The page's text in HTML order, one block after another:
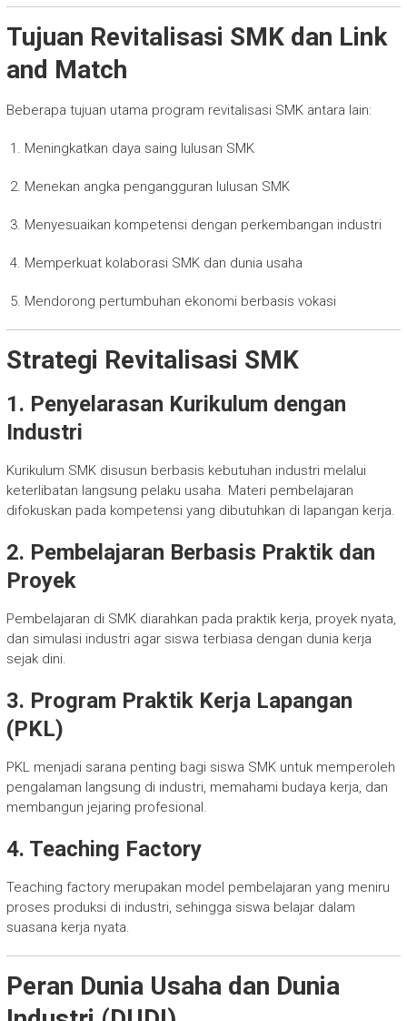
Tujuan Revitalisasi SMK dan Link
and Match
Beberapa tujuan utama program revitalisasi SMK antara lain:
Meningkatkan daya saing lulusan SMK
Menekan angka pengangguran lulusan SMK
Menyesuaikan kompetensi dengan perkembangan industri
Memperkuat kolaborasi SMK dan dunia usaha
Mendorong pertumbuhan ekonomi berbasis vokasi
Strategi Revitalisasi SMK
1. Penyelarasan Kurikulum dengan
Industri
Kurikulum SMK disusun berbasis kebutuhan industri melalui
keterlibatan langsung pelaku usaha. Materi pembelajaran
difokuskan pada kompetensi yang dibutuhkan di lapangan kerja.
2. Pembelajaran Berbasis Praktik dan
Proyek
Pembelajaran di SMK diarahkan pada praktik kerja, proyek nyata,
dan simulasi industri agar siswa terbiasa dengan dunia kerja
sejak dini.
3. Program Praktik Kerja Lapangan
(PKL)
PKL menjadi sarana penting bagi siswa SMK untuk memperoleh
pengalaman langsung di industri, memahami budaya kerja, dan
membangun jejaring profesional.
4. Teaching Factory
Teaching factory merupakan model pembelajaran yang meniru
proses produksi di industri, sehingga siswa belajar dalam
suasana kerja nyata.
Peran Dunia Usaha dan Dunia